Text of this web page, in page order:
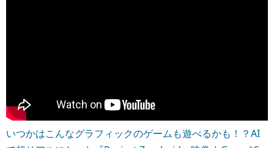
いつかはこんなグラフィックのゲームも遊べるかも！？AI